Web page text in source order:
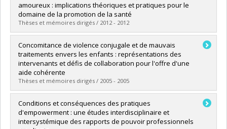
Diplôme obtenu :Ph. D.
Lien vers le document dans Papyrus
amoureux : implications théoriques et pratiques pour le
domaine de la promotion de la santé
Thèses et mémoires dirigés / 2012 - 2012
Diplômé(e) :Lévesque, Sylvie
Cycle :Doctorat
Diplôme obtenu :Ph. D.
Lien vers le document dans Papyrus
Concomitance de violence conjugale et de mauvais
traitements envers les enfants : représentations des
intervenants et défis de collaboration pour l'offre d'une
aide cohérente
Thèses et mémoires dirigés / 2005 - 2005
Diplômé(e) :Lessard, Geneviève
Cycle :Doctorat
Diplôme obtenu :Ph. D.
Conditions et conséquences des pratiques
d'empowerment : une études interdisciplinaire et
intersystémique des rapports de pouvoir professionnels